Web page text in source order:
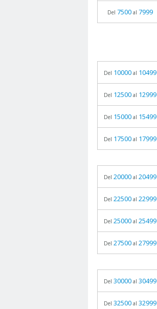
Del 7500 al 7999
Del 10000 al 10499
Del 12500 al 12999
Del 15000 al 15499
Del 17500 al 17999
Del 20000 al 20499
Del 22500 al 22999
Del 25000 al 25499
Del 27500 al 27999
Del 30000 al 30499
Del 32500 al 32999